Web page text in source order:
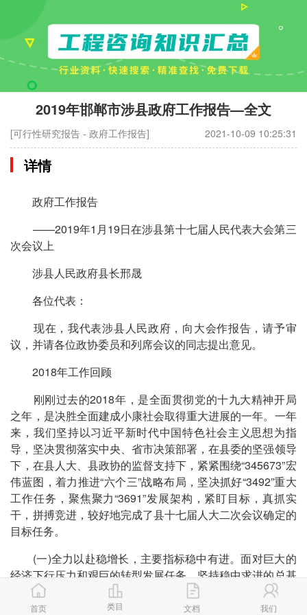
2019年邯郸市涉县政府工作报告—全文
[可行性研究报告 - 政府工作报告] 2021-10-09 10:25:31
详情
政府工作报告
——2019年1月19日在涉县第十七届人民代表大会第三
次会议上
涉县人民政府县长邢晟
各位代表：
现在，我代表涉县人民政府，向大会作报告，请予审
议，并请各位政协委员和列席会议的同志提出意见。
2018年工作回顾
刚刚过去的2018年，是全面贯彻党的十九大精神开局
之年，是决胜全面建成小康社会取得重大进展的一年。一年
来，我们坚持以习近平新时代中国特色社会主义思想为指
导，坚决贯彻落实中央、省市决策部署，在县委的坚强领导
下，在县人大、县政协的监督支持下，紧紧围绕“345673”宏
伟蓝图，着力推进“六个三”战略布局，坚决抓好“3492”重大
工作任务，聚焦聚力“3691”发展架构，紧盯目标，真抓实
干，拼搏竞进，较好地完成了县十七届人大二次会议确定的
目标任务。
(一)全力以赴稳增长，主要指标稳中有进。面对巨大的
经济下行压力和艰巨的转型发展任务，坚持稳中求进的总基
调，着力保增长、稳运行、提效益，经济保持了稳中向好的
态势。预计全县生产总值增长6%以上，服务业增加值增长
首页 类目 文档 我们